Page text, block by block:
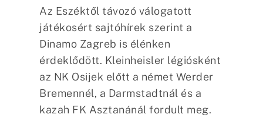
Az Eszéktől távozó válogatott
játékosért sajtóhírek szerint a
Dinamo Zagreb is élénken
érdeklődött. Kleinheisler légiósként
az NK Osijek előtt a német Werder
Bremennél, a Darmstadtnál és a
kazah FK Asztanánál fordult meg.